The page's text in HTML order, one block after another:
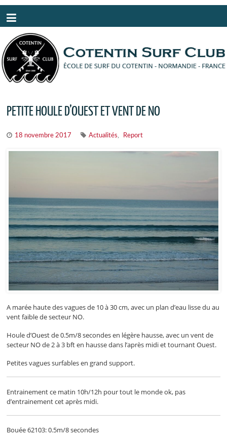
PETITE HOULE D’OUEST ET VENT DE NO
18 novembre 2017 Actualités Report
A marée haute des vagues de 10 à 30 cm, avec un plan d’eau lisse du au
vent faible de secteur NO.
Houle d’Ouest de 0.5m/8 secondes en légère hausse, avec un vent de
secteur NO de 2 à 3 bft en hausse dans l’après midi et tournant Ouest.
Petites vagues surfables en grand support.
Entrainement ce matin 10h/12h pour tout le monde ok, pas
d’entrainement cet après midi.
Bouée 62103: 0.5m/8 secondes
Panneau de gestion des cookies